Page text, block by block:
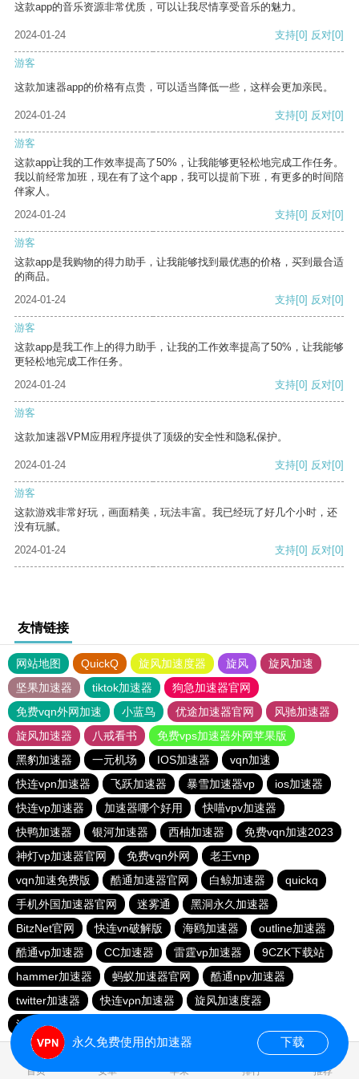
这款app的音乐资源非常优质，可以让我尽情享受音乐的魅力。
2024-01-24 支持[0] 反对[0]
游客
这款加速器app的价格有点贵，可以适当降低一些，这样会更加亲民。
2024-01-24 支持[0] 反对[0]
游客
这款app让我的工作效率提高了50%，让我能够更轻松地完成工作任务。
我以前经常加班，现在有了这个app，我可以提前下班，有更多的时间陪
伴家人。
2024-01-24
支持[0] 反对[0]
游客
这款app是我购物的得力助手，让我能够找到最优惠的价格，买到最合适
的商品。
2024-01-24
支持[0] 反对[0]
游客
这款app是我工作上的得力助手，让我的工作效率提高了50%，让我能够
更轻松地完成工作任务。
2024-01-24
支持[0] 反对[0]
游客
这款加速器VPM应用程序提供了顶级的安全性和隐私保护。
2024-01-24 支持[0] 反对[0]
游客
这款游戏非常好玩，画面精美，玩法丰富。我已经玩了好几个小时，还
没有玩腻。
2024-01-24
支持[0] 反对[0]
友情链接
网站地图 QuickQ 旋风加速度器 旋风
旋风加速
坚果加速器
tiktok加速器
狗急加速器官网
免费vqn外网加速
小蓝鸟 优途加速器官网
风驰加速器
旋风加速器
八戒看书
免费vps加速器外网苹果版
黑豹加速器
一元机场 IOS加速器
vqn加速
快连vρn加速器
飞跃加速器 暴雪加速器vp
ios加速器
快连vp加速器
加速器哪个好用
快喵vpv加速器
快鸭加速器
银河加速器 西柚加速器
免费vqn加速2023
神灯vp加速器官网
免费vqn外网
老王vnp
vqn加速免费版
酷通加速器官网 白鲸加速器
quickq
手机外国加速器官网
迷雾通
黑洞永久加速器
BitzNet官网
快连vn破解版 海鸥加速器
outline加速器
酷通vp加速器
CC加速器 雷霆vp加速器
9CZK下载站
hammer加速器
蚂蚁加速器官网
酷通npv加速器
twitter加速器
快连vρn加速器
旋风加速度器
油管加速器永久免费版
首页 安卓 苹果 排行 推荐
永久免费使用的加速器 下载
1.361334s